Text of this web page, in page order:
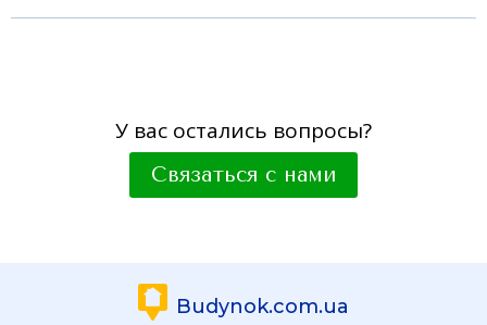
У вас остались вопросы?
Связаться с нами
Budynok.com.ua